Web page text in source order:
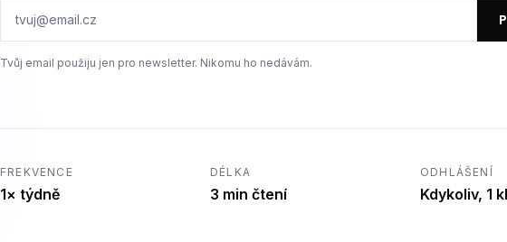
Tvůj email použiju jen pro newsletter. Nikomu ho nedávám.
FREKVENCE
1× týdně
DÉLKA
3 min čtení
ODHLÁŠENÍ
Kdykoliv, 1